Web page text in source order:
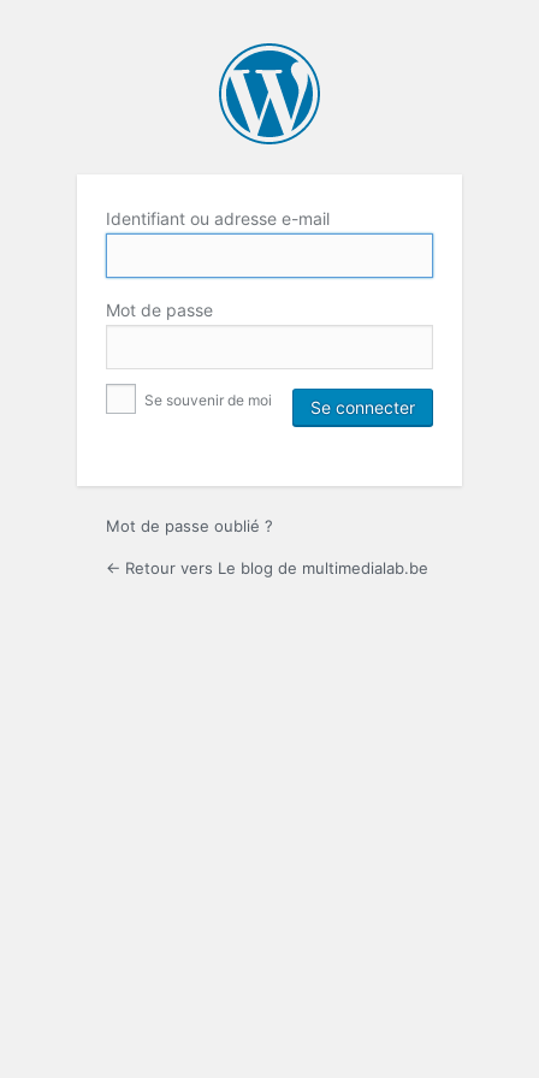
Identifiant ou adresse e-mail
Mot de passe
Se souvenir de moi
Mot de passe oublié ?
← Retour vers Le blog de multimedialab.be